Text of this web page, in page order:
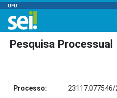
UFU
Pesquisa Processual
Processo: